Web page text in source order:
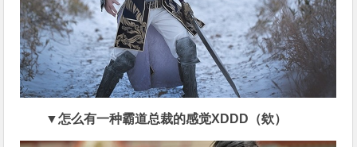
▼怎么有一种霸道总裁的感觉XDDD（欸）